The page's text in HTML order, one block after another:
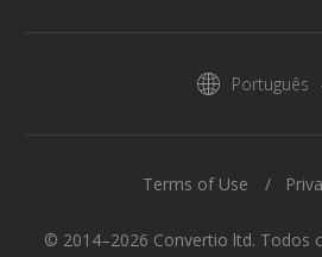
Português
© 2014–2026 Convertio ltd. Todos
Terms of Use